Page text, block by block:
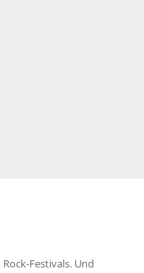
Festivals. Und